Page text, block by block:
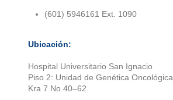
(601) 5946161 Ext. 1090
Ubicación:
Hospital Universitario San Ignacio
Piso 2: Unidad de Genética Oncológica
Kra 7 No 40–62.